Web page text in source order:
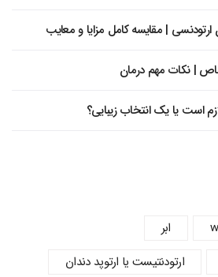
| مقایسه کامل مزایا و معایب
| نکات مهم درمان
است یا یک انتخاب زیبایی؟
ابر
ارتودنتیست یا ارتوپد دندان